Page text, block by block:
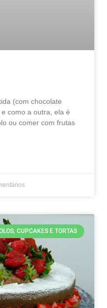
(com chocolate
como a outra, ela é
ou comer com frutas
CUPCAKES E TORTAS